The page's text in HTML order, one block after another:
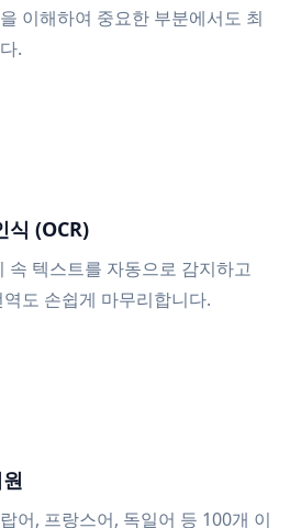
이해하여 중요한 부분에서도 최
.
식 (OCR)
속 텍스트를 자동으로 감지하고
도 손쉽게 마무리합니다.
어, 프랑스어, 독일어 등 100개 이